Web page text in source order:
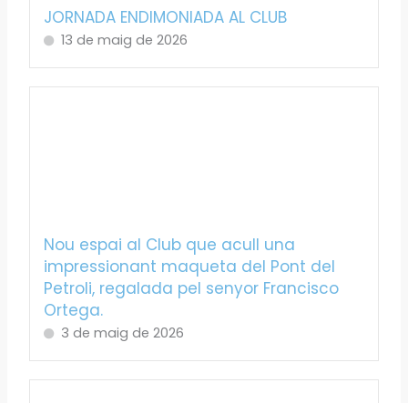
JORNADA ENDIMONIADA AL CLUB
13 de maig de 2026
Nou espai al Club que acull una
impressionant maqueta del Pont del
Petroli, regalada pel senyor Francisco
Ortega.
3 de maig de 2026